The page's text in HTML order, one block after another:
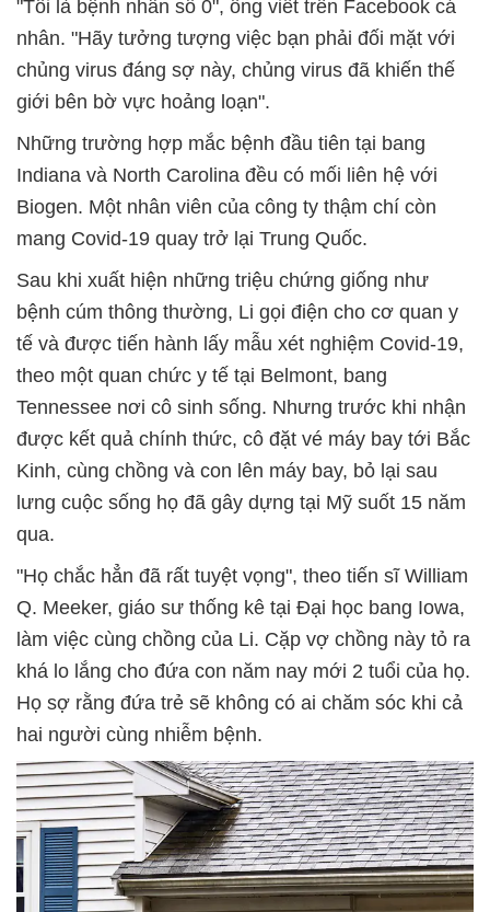
"Tôi là bệnh nhân số 0", ông viết trên Facebook cá
nhân. "Hãy tưởng tượng việc bạn phải đối mặt với
chủng virus đáng sợ này, chủng virus đã khiến thế
giới bên bờ vực hoảng loạn".
Những trường hợp mắc bệnh đầu tiên tại bang
Indiana và North Carolina đều có mối liên hệ với
Biogen. Một nhân viên của công ty thậm chí còn
mang Covid-19 quay trở lại Trung Quốc.
Sau khi xuất hiện những triệu chứng giống như
bệnh cúm thông thường, Li gọi điện cho cơ quan y
tế và được tiến hành lấy mẫu xét nghiệm Covid-19,
theo một quan chức y tế tại Belmont, bang
Tennessee nơi cô sinh sống. Nhưng trước khi nhận
được kết quả chính thức, cô đặt vé máy bay tới Bắc
Kinh, cùng chồng và con lên máy bay, bỏ lại sau
lưng cuộc sống họ đã gây dựng tại Mỹ suốt 15 năm
qua.
"Họ chắc hẳn đã rất tuyệt vọng", theo tiến sĩ William
Q. Meeker, giáo sư thống kê tại Đại học bang Iowa,
làm việc cùng chồng của Li. Cặp vợ chồng này tỏ ra
khá lo lắng cho đứa con năm nay mới 2 tuổi của họ.
Họ sợ rằng đứa trẻ sẽ không có ai chăm sóc khi cả
hai người cùng nhiễm bệnh.